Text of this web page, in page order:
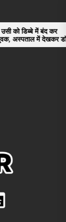
में बंद कर
में देखकर डॉक्टर